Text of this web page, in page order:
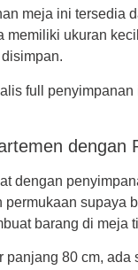
meja ini tersedia
memiliki ukuran
full
dengan
dengan
permukaan supaya
barang di meja
panjang 80 cm,